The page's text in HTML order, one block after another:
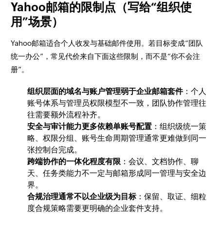
Yahoo邮箱的限制点（写给“组织使
用”场景）
Yahoo邮箱适合个人收发与基础邮件使用。若目标变成“团队
统一办公”，常见代价来自下面这些限制，而不是“你不会注
册”。
组织层面的域名与账户管理弱于企业邮箱套件：个人
账号体系与管理员权限模型不一致，团队协作管理往
往需要额外流程补齐。
安全与审计能力更多依赖单账号配置 ：组织级统一策
略、权限分组、账号生命周期管理通常更难做到同一
张控制台完成。
跨端协作的一体化程度有限 ：会议、文档协作、聊
天、任务类能力不一定与邮箱形成同一管理与安全边
界。
合规治理通常不以企业级为目标：保留、取证、细粒
度合规策略需要更明确的企业套件支持。